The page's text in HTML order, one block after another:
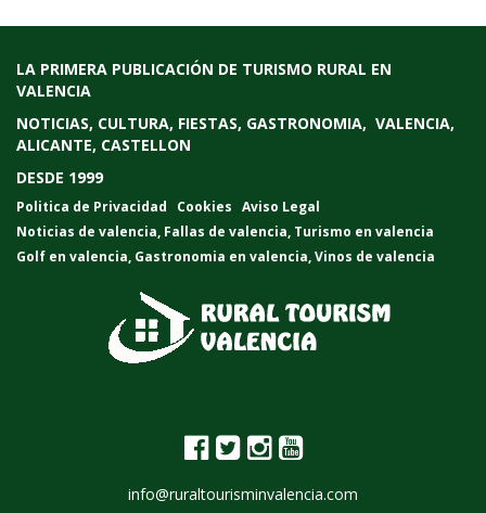
LA PRIMERA PUBLICACIÓN DE TURISMO RURAL EN
VALENCIA
NOTICIAS, CULTURA, FIESTAS, GASTRONOMIA, VALENCIA,
ALICANTE, CASTELLON
DESDE 1999
Politica de Privacidad Cookies Aviso Legal
Noticias de valencia, Fallas de valencia, Turismo en valencia
Golf en valencia, Gastronomia en valencia,Vinos de valencia
info@ruraltourisminvalencia.com